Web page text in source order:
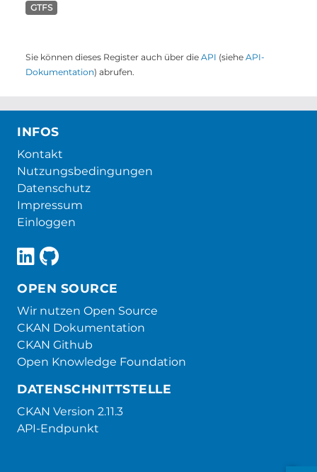
GTFS
Sie können dieses Register auch über die API (siehe API-
Dokumentation) abrufen.
INFOS
Kontakt
Nutzungsbedingungen
Datenschutz
Impressum
Einloggen
OPEN SOURCE
Wir nutzen Open Source
CKAN Dokumentation
CKAN Github
Open Knowledge Foundation
DATENSCHNITTSTELLE
CKAN Version 2.11.3
API-Endpunkt